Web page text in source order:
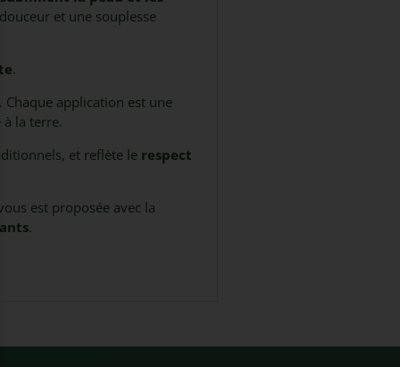
et une souplesse
.
application est une
la terre.
et reflète le respect
est proposée avec la
.